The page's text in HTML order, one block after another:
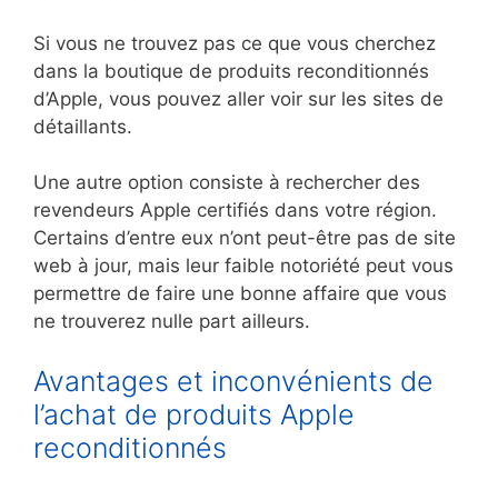
Si vous ne trouvez pas ce que vous cherchez
dans la boutique de produits reconditionnés
d’Apple, vous pouvez aller voir sur les sites de
détaillants.
Une autre option consiste à rechercher des
revendeurs Apple certifiés dans votre région.
Certains d’entre eux n’ont peut-être pas de site
web à jour, mais leur faible notoriété peut vous
permettre de faire une bonne affaire que vous
ne trouverez nulle part ailleurs.
Avantages et inconvénients de
l’achat de produits Apple
reconditionnés